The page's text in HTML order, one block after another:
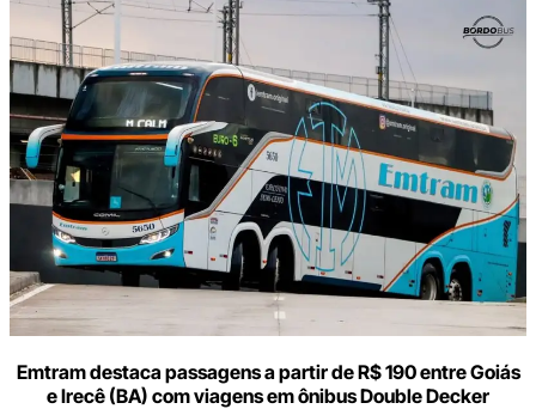
Emtram destaca passagens a partir de R$ 190 entre Goiás
e Irecê (BA) com viagens em ônibus Double Decker